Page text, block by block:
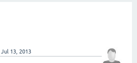
Jul 13, 2013